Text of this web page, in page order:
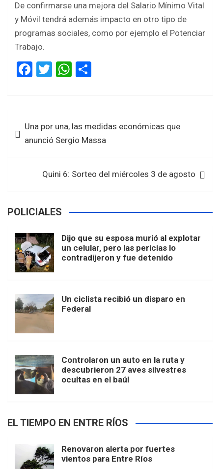
De confirmarse una mejora del Salario Mínimo Vital
y Móvil tendrá además impacto en otro tipo de
programas sociales, como por ejemplo el Potenciar
Trabajo.
F
ce
o
o
k
T
tt
W
at
A
p
p
ar
de Una por una, las medidas económicas que
anunció Sergio Massa
Quini 6: Sorteo del miércoles 3 de agosto
POLICIALES
Dijo que su esposa murió al explotar
un celular, pero las pericias lo
contradijeron y fue detenido
Un ciclista recibió un disparo en
Federal
Controlaron un auto en la ruta y
descubrieron 27 aves silvestres
ocultas en el baúl
EL TIEMPO EN ENTRE RÍOS
Renovaron alerta por fuertes
vientos para Entre Ríos